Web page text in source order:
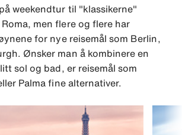
weekendtur til "klassikerne"
men flere og flere har
for nye reisemål som Berlin,
Ønsker man å kombinere en
sol og bad, er reisemål som
Palma fine alternativer.